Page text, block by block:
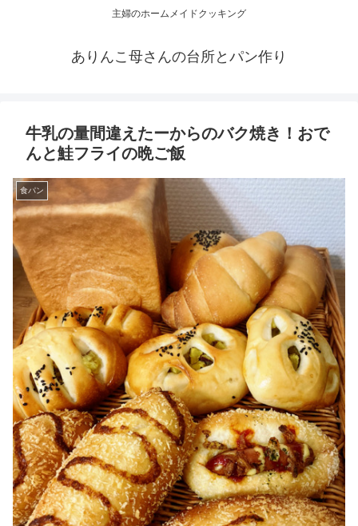
主婦のホームメイドクッキング
ありんこ母さんの台所とパン作り
牛乳の量間違えたーからのバク焼き！おで
んと鮭フライの晩ご飯
食パン